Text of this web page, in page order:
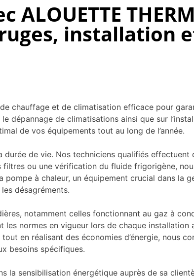
installation
chauffage et de climatisation efficace pour
dépannage de climatisations ainsi que sur
de vos équipements tout au long de l’année.
de vie. Nos techniciens qualifiés
ou une vérification du fluide frigorigène,
à chaleur, un équipement crucial dans la
désagréments.
notamment celles fonctionnant au gaz à
normes en vigueur lors de chaque installation
en réalisant des économies d’énergie, nous
besoins spécifiques.
la sensibilisation énergétique auprès de sa